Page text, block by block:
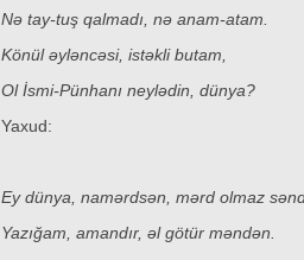
Nə tay-tuş qalmadı, nə anam-atam.
Könül əyləncəsi, istəkli
Ol İsmi-Pünhanı neylədin, dünya?
Yaxud:
Ey dünya, namərdsən, mərd olmaz
Yazığam, amandır, əl